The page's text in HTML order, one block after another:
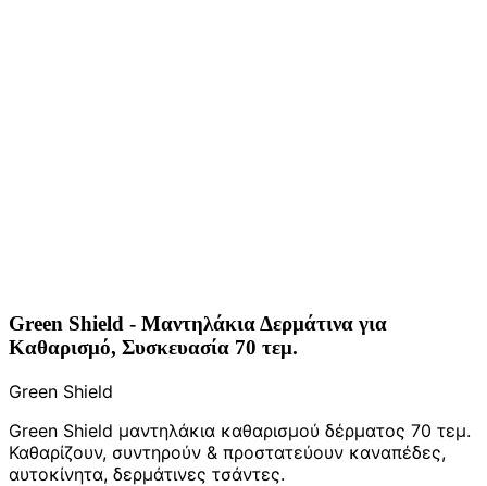
Green Shield - Μαντηλάκια Δερμάτινα για
Καθαρισμό, Συσκευασία 70 τεμ.
Green Shield
Green Shield μαντηλάκια καθαρισμού δέρματος 70 τεμ.
Καθαρίζουν, συντηρούν & προστατεύουν καναπέδες,
αυτοκίνητα, δερμάτινες τσάντες.